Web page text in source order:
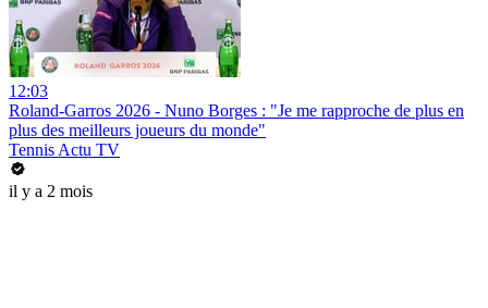
12:03
Roland-Garros 2026 - Nuno Borges : "Je me rapproche de plus en
plus des meilleurs joueurs du monde"
Tennis Actu TV
il y a 2 mois